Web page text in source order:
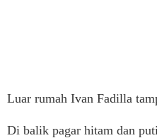
Luar rumah Ivan Fadilla
Di balik pagar hitam dan